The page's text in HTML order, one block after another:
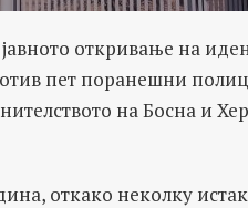
откривање на
пет поранешни
на Босна и
откако неколку